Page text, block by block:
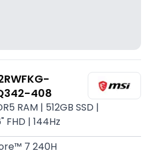
408
RAM | 512GB SSD |
FHD | 144Hz
7 240H